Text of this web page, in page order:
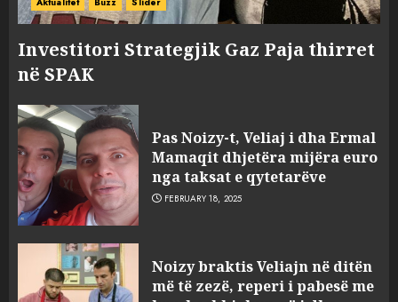
Investitori Strategjik Gaz Paja thirret
në SPAK
Pas Noizy-t, Veliaj i dha Ermal
Mamaqit dhjetëra mijëra euro
nga taksat e qytetarëve
FEBRUARY 18, 2025
Noizy braktis Veliajn në ditën
më të zezë, reperi i pabesë me
sulmuan “One Albania”,
ngjarja u fsheh. A u vodhën